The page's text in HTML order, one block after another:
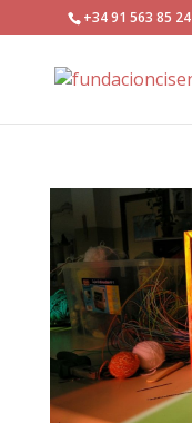
+34 91 563 85 24